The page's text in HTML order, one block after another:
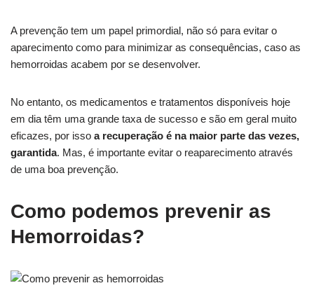
A prevenção tem um papel primordial, não só para evitar o
aparecimento como para minimizar as consequências, caso as
hemorroidas acabem por se desenvolver.
No entanto, os medicamentos e tratamentos disponíveis hoje
em dia têm uma grande taxa de sucesso e são em geral muito
eficazes, por isso a recuperação é na maior parte das vezes,
garantida. Mas, é importante evitar o reaparecimento através
de uma boa prevenção.
Como podemos prevenir as
Hemorroidas?